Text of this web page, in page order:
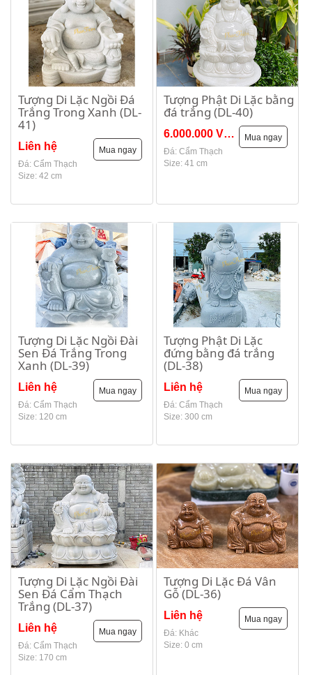
Tượng Di Lặc Ngồi Đá
Trắng Trong Xanh (DL-
41)
Liên hệ
Đá: Cẩm Thạch
Size: 42 cm
Mua ngay
Tượng Phật Di Lặc bằng
đá trắng (DL-40)
6.000.000 VNĐ
Đá: Cẩm Thạch
Size: 41 cm
Mua ngay
Tượng Di Lặc Ngồi Đài
Sen Đá Trắng Trong
Xanh (DL-39)
Liên hệ
Đá: Cẩm Thạch
Size: 120 cm
Mua ngay
Tượng Phật Di Lặc
đứng bằng đá trắng
(DL-38)
Liên hệ
Đá: Cẩm Thạch
Size: 300 cm
Mua ngay
Tượng Di Lặc Ngồi Đài
Sen Đá Cẩm Thạch
Trắng (DL-37)
Liên hệ
Đá: Cẩm Thạch
Size: 170 cm
Mua ngay
Tượng Di Lặc Đá Vân
Gỗ (DL-36)
Liên hệ
Đá: Khác
Size: 0 cm
Mua ngay